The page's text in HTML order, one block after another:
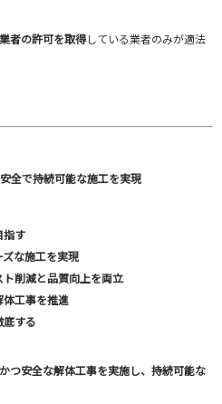
者の許可を取得している業者のみが適法
全で持続可能な施工を実現
指す
な施工を実現
削減と品質向上を両立
工事を推進
する
つ安全な解体工事を実施し、持続可能な